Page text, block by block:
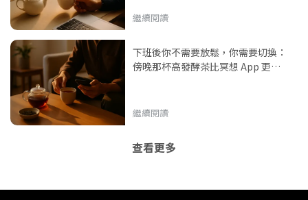
繼續閱讀
下班後你不需要放鬆，你需要切換：
傍晚那杯高發酵茶比冥想 App 更快
繼續閱讀
查看更多